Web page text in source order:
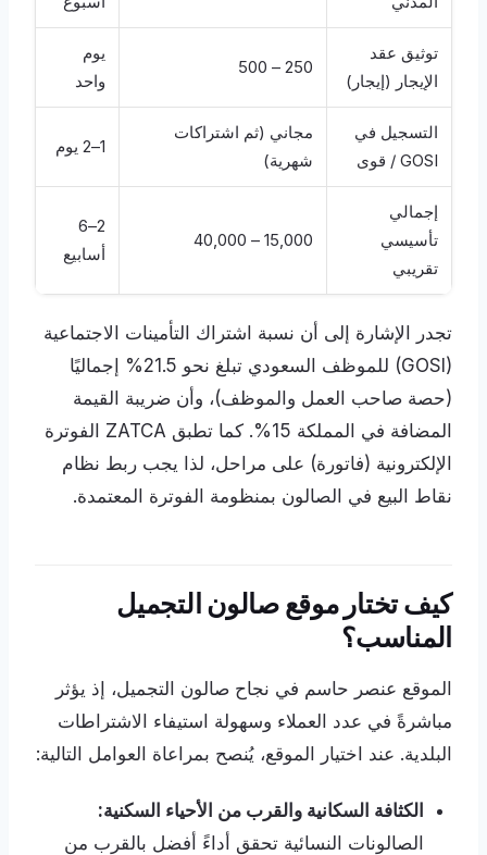
توثيق عقد
الإيجار (إيجار)
250 – 500
يوم
واحد
التسجيل في
GOSI / قوى
مجاني (ثم اشتراكات
شهرية)
1–2 يوم
إجمالي
تأسيسي
تقريبي
15,000 – 40,000
2–6
أسابيع
تجدر الإشارة إلى أن نسبة اشتراك التأمينات الاجتماعية
(GOSI) للموظف السعودي تبلغ نحو 21.5% إجماليًا
(حصة صاحب العمل والموظف)، وأن ضريبة القيمة
المضافة في المملكة 15%. كما تطبق ZATCA الفوترة
الإلكترونية (فاتورة) على مراحل، لذا يجب ربط نظام
نقاط البيع في الصالون بمنظومة الفوترة المعتمدة.
كيف تختار موقع صالون التجميل
المناسب؟
الموقع عنصر حاسم في نجاح صالون التجميل، إذ يؤثر
مباشرةً في عدد العملاء وسهولة استيفاء الاشتراطات
البلدية. عند اختيار الموقع، يُنصح بمراعاة العوامل التالية:
الكثافة السكانية والقرب من الأحياء السكنية:
الصالونات النسائية تحقق أداءً أفضل بالقرب من